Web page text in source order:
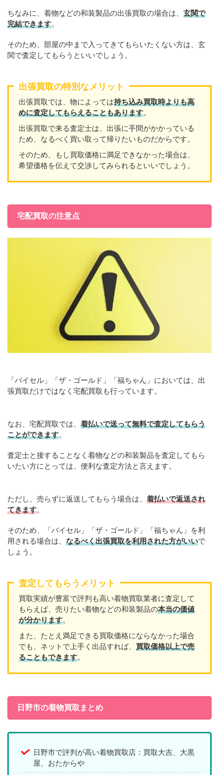
ちなみに、着物などの和装製品の出張買取の場合は、 玄関で
完結できます。
そのため、部屋の中まで入ってきてもらいたくない方は、玄
関で査定してもらうといいでしょう。
出張買取の特別なメリット
出張買取では、物によっては持ち込み買取時よりも高
めに査定してもらえることもあります。
出張買取で来る査定士は、出張に手間がかかっている
ため、なるべく買い取って帰りたいものだからです。
そのため、もし買取価格に満足できなかった場合は、
希望価格を伝えて交渉してみられるといいでしょう。
宅配買取の注意点
「バイセル」「ザ・ゴールド」「福ちゃん」においては、出
張買取だけではなく宅配買取も行っています。
なお、宅配買取では、 着払いで送って無料で査定してもらう
ことができます。
査定士と接することなく着物などの和装製品を査定してもら
いたい方にとっては、便利な査定方法と言えます。
ただし、売らずに返送してもらう場合は、 着払いで返送され
てきます。
そのため、「バイセル」「ザ・ゴールド」「福ちゃん」を利
用される場合は、 なるべく出張買取を利用された方がいいで
しょう。
査定してもらうメリット
買取実績が豊富で評判も高い着物買取業者に査定して
もらえば、売りたい着物などの和装製品の本当の価値
が分かります。
また、たとえ満足できる買取価格にならなかった場合
でも、ネットで上手く出品すれば、 買取価格以上で売
ることもできます。
日野市の着物買取まとめ
日野市で評判が高い着物買取店：買取大吉、大黒
屋、おたからや